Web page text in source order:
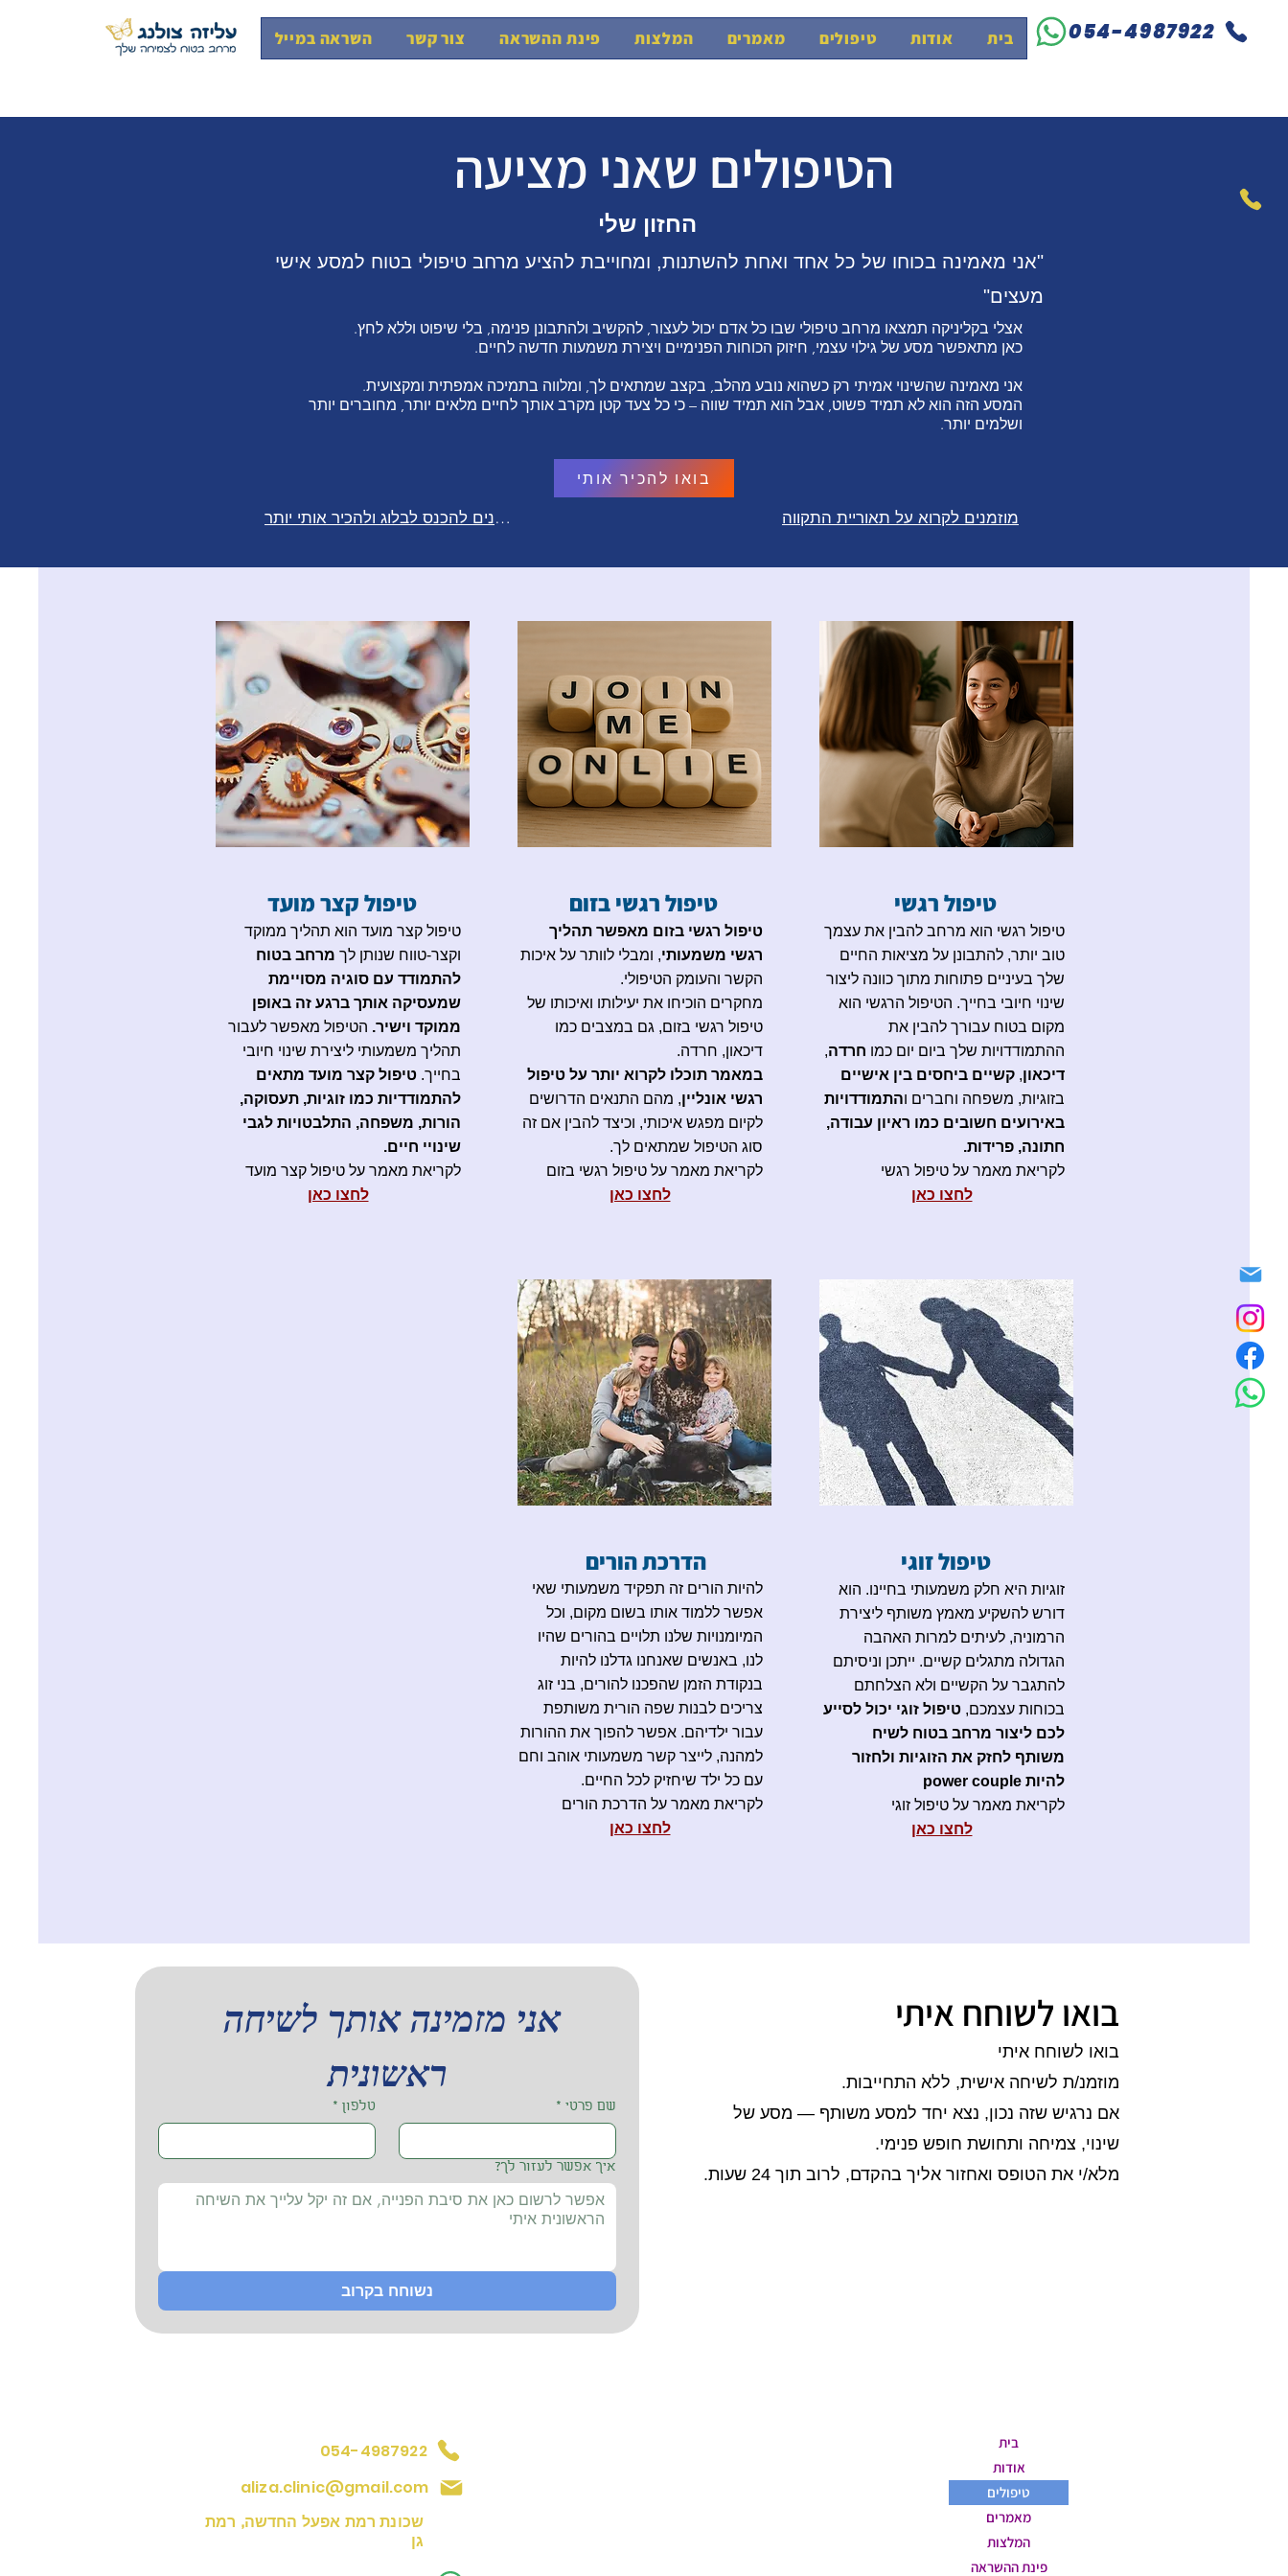
בית אודות טיפולים מאמרים המלצות פינת ההשראה צור קשר השראה במייל 054-4987922
הטיפולים שאני מציעה
החזון שלי
"אני מאמינה בכוחו של כל אחד ואחת להשתנות, ומחוייבת להציע מרחב טיפולי בטוח למסע אישי
מעצים"
אצלי בקליניקה תמצאו מרחב טיפולי שבו כל אדם יכול לעצור, להקשיב ולהתבונן פנימה, בלי שיפוט וללא לחץ.
כאן מתאפשר מסע של גילוי עצמי, חיזוק הכוחות הפנימיים ויצירת משמעות חדשה לחיים.
אני מאמינה שהשינוי אמיתי רק כשהוא נובע מהלב, בקצב שמתאים לך, ומלווה בתמיכה אמפתית ומקצועית.
המסע הזה הוא לא תמיד פשוט, אבל הוא תמיד שווה – כי כל צעד קטן מקרב אותך לחיים מלאים יותר, מחוברים יותר
ושלמים יותר.
בואו להכיר אותי
מוזמנים להכנס לבלוג ולהכיר אותי יותר מוזמנים לקרוא על תאוריית התקווה
טיפול רגשי
טיפול רגשי הוא מרחב להבין את עצמך
טוב יותר, להתבונן על מציאות החיים
שלך בעיניים פתוחות מתוך כוונה ליצור
שינוי חיובי בחייך. הטיפול הרגשי הוא
מקום בטוח עבורך להבין את
ההתמודדויות שלך ביום יום כמו חרדה,
דיכאון,קשיים ביחסים בין אישיים
בזוגיות, משפחה וחברים והתמודדויות
באירועים חשובים כמו ראיון עבודה,
חתונה, פרידות.
לקריאת מאמר על טיפול רגשי
לחצו כאן
טיפול זוגי
זוגיות היא חלק משמעותי בחיינו. הוא
דורש להשקיע מאמץ משותף ליצירת
הרמוניה, לעיתים למרות האהבה
הגדולה מתגלים קשיים. ייתכן וניסיתם
להתגבר על הקשיים ולא הצלחתם
בכוחות עצמכם,טיפול זוגי יכול לסייע
לכם ליצור מרחב בטוח לשיח
משותף לחזק את הזוגיות ולחזור
להיות power couple
לקריאת מאמר על טיפול זוגי
לחצו כאן
טיפול רגשי בזום
טיפול רגשי בזום מאפשר תהליך
רגשי משמעותי, ומבלי לוותר על איכות
הקשר והעומק הטיפולי.
מחקרים הוכיחו את יעילותו ואיכותו של
טיפול רגשי בזום, גם במצבים כמו
דיכאון, חרדה.
במאמר תוכלו לקרוא יותר על טיפול
רגשי אונליין, מהם התנאים הדרושים
לקיום מפגש איכותי, וכיצד להבין אם זה
סוג הטיפול שמתאים לך.
לקריאת מאמר על טיפול רגשי בזום
​לחצו כאן
הדרכת הורים
להיות הורים זה תפקיד משמעותי שאי
אפשר ללמוד אותו בשום מקום, וכל
המיומנויות שלנו תלויים בהורים שהיו
לנו, באנשים שאנחנו גדלנו להיות
בנקודת הזמן שהפכנו להורים, בני זוג
צריכים לבנות שפה הורית משותפת
עבור ילדיהם. אפשר להפוך את ההורות
למהנה, לייצר קשר משמעותי אוהב וחם
עם כל ילד שיחזיק לכל החיים.
לקריאת מאמר על הדרכת הורים
לחצו כאן
טיפול קצר מועד
טיפול קצר מועד הוא תהליך ממוקד
וקצר-טווח שנותן לך מרחב בטוח
להתמודד עם סוגיה מסויימת
שמעסיקה אותך ברגע זה באופן
ממוקד וישיר. הטיפול מאפשר לעבור
תהליך משמעותי ליצירת שינוי חיובי
בחייך.טיפול קצר מועד מתאים
להתמודדיות כמו זוגיות, תעסוקה,
הורות, משפחה, התלבטויות לגבי
שינויי חיים.
לקריאת מאמר על טיפול קצר מועד
לחצו כאן
ראשונית
שם פרטי * טלפון *
איך אפשר לעזור לך?
נשוחח בקרוב
בואו לשוחח איתי
בואו לשוחח איתי
מוזמנ/ת לשיחה אישית, ללא התחייבות.
אם נרגיש שזה נכון, נצא יחד למסע משותף — מסע של
שינוי, צמיחה ותחושת חופש פנימי.
מלא/י את הטופס ואחזור אליך בהקדם, לרוב תוך 24 שעות.
054-4987922
aliza.clinic@gmail.com
שכונת רמת אפעל החדשה, רמת
גן
בית
אודות
טיפולים
מאמרים
המלצות
פינת ההשראה